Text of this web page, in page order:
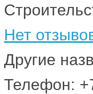
Нет
Другие
Телефон: